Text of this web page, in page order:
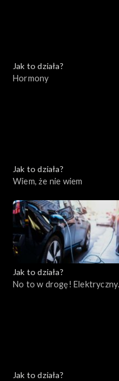
Jak to działa?
Hormony
Jak to działa?
Wiem, że nie wiem
Jak to działa?
No to w drogę! Elektryczny
Jak to działa?